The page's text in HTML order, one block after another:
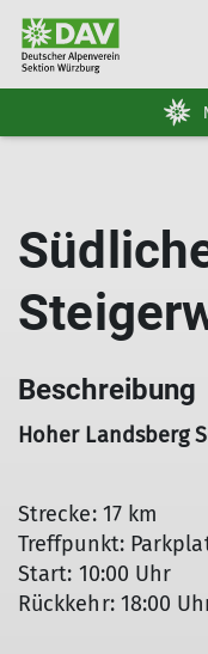
Beschreibung
Hoher Landsberg
Strecke: 17 km
Treffpunkt:
Start: 10:00 Uhr
Rückkehr: 18:00